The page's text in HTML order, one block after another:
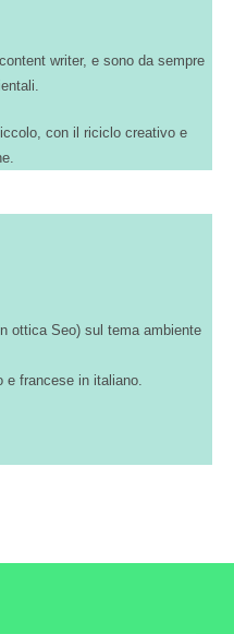
writer, e sono da sempre
con il riciclo creativo e
ottica Seo) sul tema ambiente
e francese in italiano.